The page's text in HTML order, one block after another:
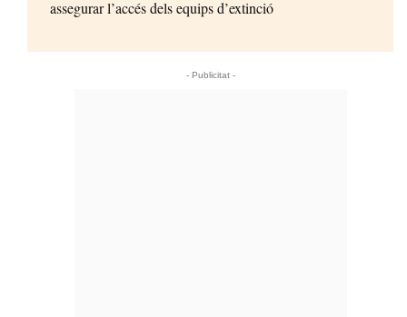
assegurar l’accés dels equips d’extinció
- Publicitat -